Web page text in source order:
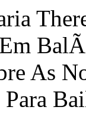
As